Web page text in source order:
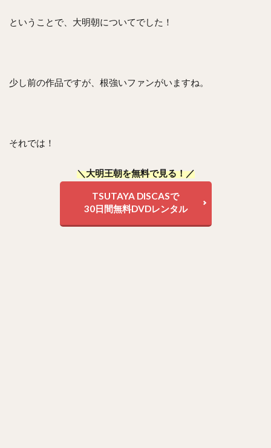
ということで、大明朝についてでした！
少し前の作品ですが、根強いファンがいますね。
それでは！
＼大明王朝を無料で見る！／
TSUTAYA DISCASで
30日間無料DVDレンタル